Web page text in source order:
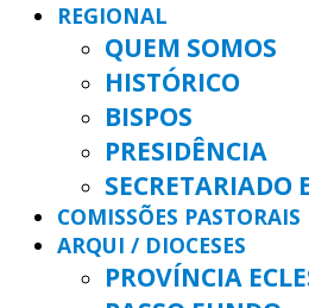
REGIONAL
QUEM SOMOS
HISTÓRICO
BISPOS
PRESIDÊNCIA
SECRETARIADO
COMISSÕES PASTORAIS
ARQUI / DIOCESES
PROVÍNCIA